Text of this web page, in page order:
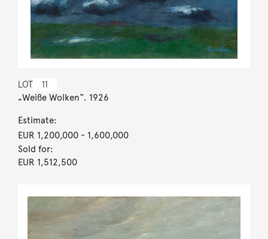
LOT 11
„Weiße Wolken“. 1926
Estimate:
EUR 1,200,000- 1,600,000
Sold for:
EUR 1,512,500